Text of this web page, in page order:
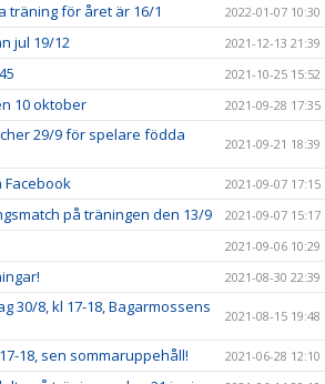
träning för året är 16/1 2022-01-07 10:30
jul 19/12 2021-12-13 21:39
2021-10-25 15:52
10 oktober 2021-09-28 17:35
29/9 för spelare födda
2021-09-21 18:39
Facebook 2021-09-07 17:15
på träningen den 13/9 2021-09-07 15:17
2021-09-06 10:29
2021-08-30 22:39
30/8, kl 17-18, Bagarmossens
2021-08-15 19:48
18, sen sommaruppehåll! 2021-06-28 12:10